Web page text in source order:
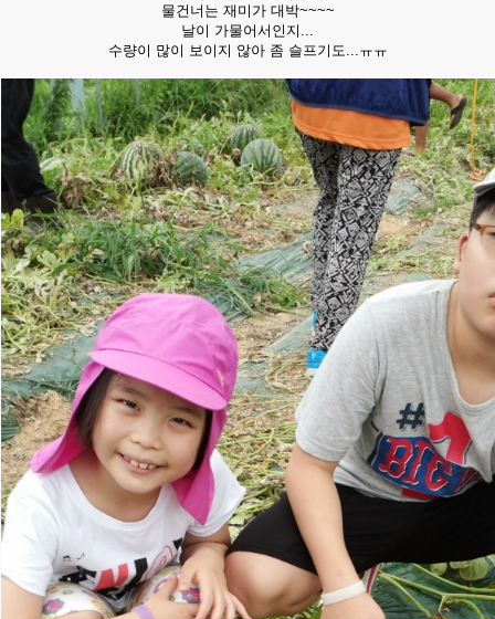
물건너는 재미가 대박~~~~
날이 가물어서인지...
수량이 많이 보이지 않아 좀 슬프기도...ㅠㅠ